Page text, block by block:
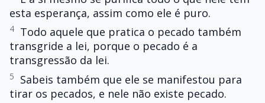
esta esperança, assim como ele é puro.
4 Todo aquele que pratica o pecado também
transgride a lei, porque o pecado é a
transgressão da lei.
5
Sabeis também que ele se manifestou para
tirar os pecados, e nele não existe pecado.